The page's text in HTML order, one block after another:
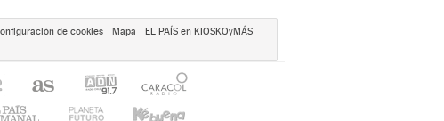
de cookies Mapa
EL PAÍS en KIOSKOyMÁS